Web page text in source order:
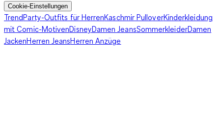
Cookie-Einstellungen
TrendParty-Outfits für HerrenKaschmir PulloverKinderkleidung
mit Comic-MotivenDisneyDamen JeansSommerkleiderDamen
JackenHerren JeansHerren Anzüge